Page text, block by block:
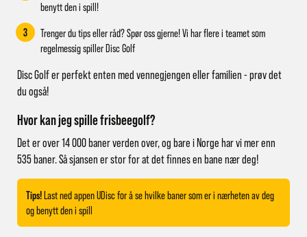
benytt den i spill!
3
Trenger du tips eller råd? Spør oss gjerne! Vi har flere i teamet som
regelmessig spiller Disc Golf
Disc Golf er perfekt enten med vennegjengen eller familien - prøv det
du også!
Hvor kan jeg spille frisbeegolf?
Det er over 14 000 baner verden over, og bare i Norge har vi mer enn
535 baner. Så sjansen er stor for at det finnes en bane nær deg!
Tips!Last ned appen UDisc for å se hvilke baner som er i nærheten av deg
og benytt den i spill